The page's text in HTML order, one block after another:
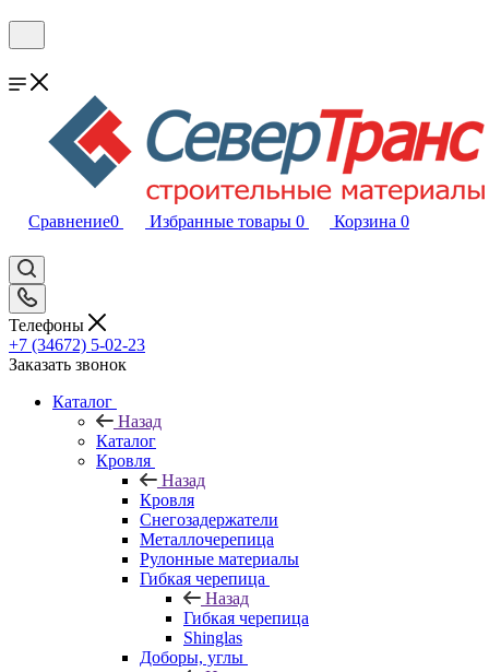
Сравнение0 Избранные товары 0 Корзина 0
Телефоны
+7 (34672) 5-02-23
Заказать звонок
Каталог
Назад
Каталог
Кровля
Назад
Кровля
Снегозадержатели
Металлочерепица
Рулонные материалы
Гибкая черепица
Назад
Гибкая черепица
Shinglas
Доборы, углы